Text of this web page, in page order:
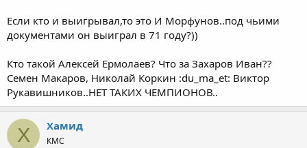
Если кто и выигрывал,то это И Морфунов..под чьими
документами он выиграл в 71 году?))
Кто такой Алексей Ермолаев? Что за Захаров Иван??
Семен Макаров, Николай Коркин :du_ma_et: Виктор
Рукавишников..НЕТ ТАКИХ ЧЕМПИОНОВ..
Х Хамид
КМС